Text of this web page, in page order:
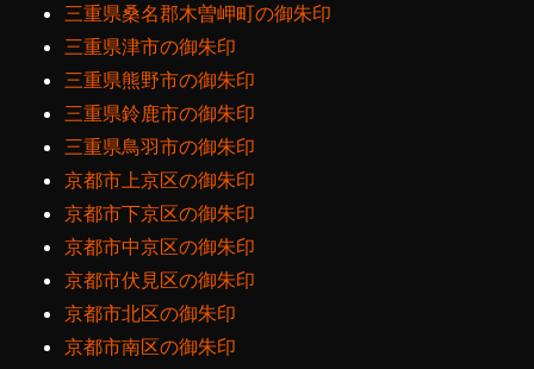
三重県桑名郡木曽岬町の御朱印
三重県津市の御朱印
三重県熊野市の御朱印
三重県鈴鹿市の御朱印
三重県鳥羽市の御朱印
京都市上京区の御朱印
京都市下京区の御朱印
京都市中京区の御朱印
京都市伏見区の御朱印
京都市北区の御朱印
京都市南区の御朱印